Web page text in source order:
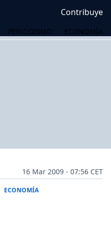
Contribuye
PERIODISMO ECONOMÍA
16 Mar 2009 - 07:56 CET
ECONOMÍA